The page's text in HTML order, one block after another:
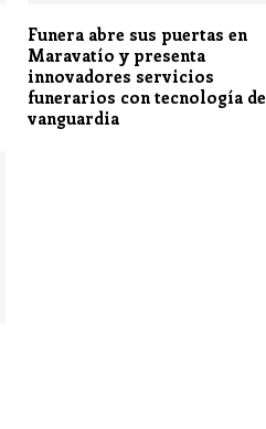
Funera abre sus puertas en
Maravatío y presenta
innovadores servicios
funerarios con tecnología de
vanguardia